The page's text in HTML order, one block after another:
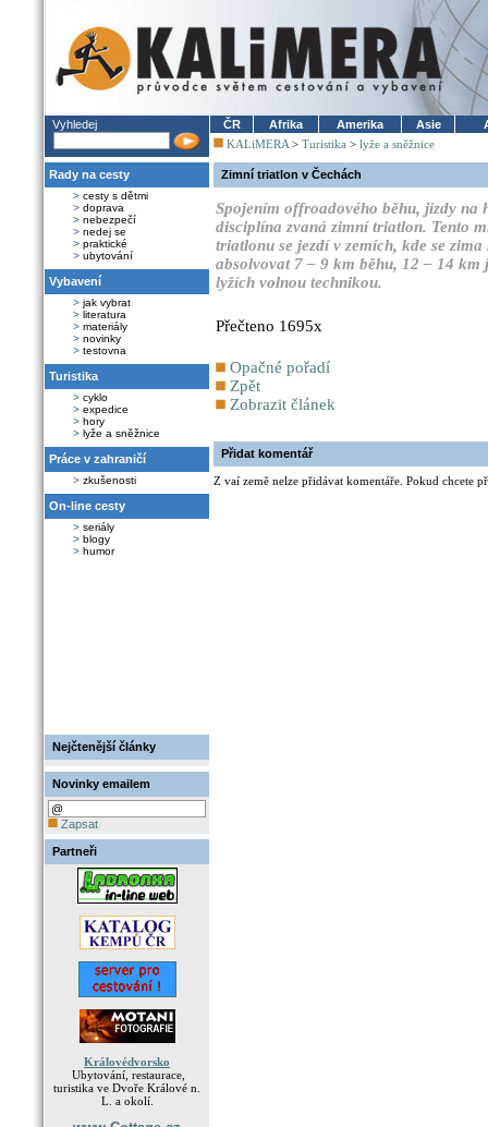
Vyhledej
Rady na cesty
> cesty s dětmi
> doprava
> nebezpečí
> nedej se
> praktické
> ubytování
Vybavení
> jak vybrat
> literatura
> materiály
> novinky
> testovna
Turistika
> cyklo
> expedice
> hory
> lyže a sněžnice
Práce v zahraničí
> zkušenosti
On-line cesty
> seriály
> blogy
> humor
Nejčtenější články
Novinky emailem
Zapsat
Partneři
Královédvorsko
Ubytování, restaurace,
turistika ve Dvoře Králové n.
L. a okolí.
ČR Afrika Amerika Asie
KALiMERA > Turistika > lyže a sněžnice
Zimní triatlon v Čechách
Spojením offroadového běhu, jízdy na
disciplína zvaná zimní triatlon. Tento
triatlonu se jezdí v zemích, kde se
absolvovat 7 – 9 km běhu, 12 – 14
lyžích volnou technikou.
Přečteno 1695x
Opačné pořadí
Zpět
Zobrazit článek
Přidat komentář
Z vaí země nelze přidávat komentáře. Pokud chcete